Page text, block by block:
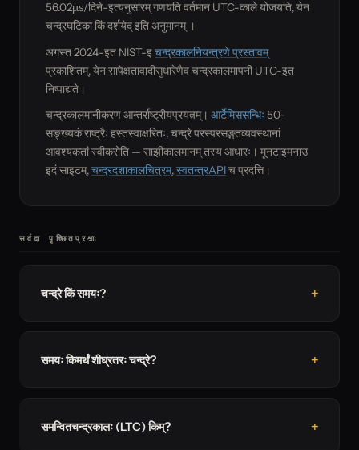
56.02µs/दिने-इत्यनुसारम् गणयति वर्तमान UTC-काले योजयति, येन
चन्द्रघटिका किं दर्शयेद् इति अनुमानम् ।
अगस्त 2024-इत NIST-इचन्द्रकालनियन्त्रणे प्रस्तावम्
प्रकाशितम्, येन सापेक्षतावादीसुधारेणैव चन्द्रकालमापनी UTC-इत
निष्पाद्यते।
चन्द्रकालमानीकरण आन्तर्राष्ट्रीयप्रयत्नम्। आर्टेमिससन्धिः 50-
सङ्ख्यकं राष्ट्रैः हस्तस्वाक्षरितः, चन्द्रे परस्परसङ्गतव्यवस्थानां
आवश्यकतां स्वीकरोति — साझीकालमानम् तस्य आधारः। मूनटाइमनाउ
इदं साइटम्,चन्द्रदशाकालचित्रम्,स्वतन्त्रAPIच प्रदत्ति।
सर्वदा पृच्छितप्रश्नाः
चन्द्रे किं समयः?
समयः किमर्थं शीघ्रतरः चन्द्रे?
समन्वितचन्द्रकालः (LTC) किम्?